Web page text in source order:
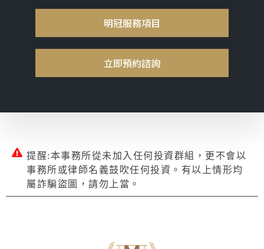
明冠服務項目
立即預約諮詢
提醒:本事務所從未加入任何投資群組，更不會以
事務所或律師名義鼓吹任何投資。有以上情形均
屬詐騙盜圖，請勿上當。